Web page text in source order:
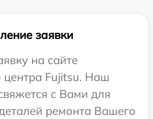
заявки
на сайте
центра Fujitsu. Наш
с Вами для
ремонта Вашего